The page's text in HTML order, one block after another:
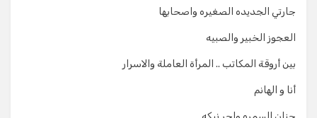
جارتي الجديده الصغيره واصحابها
العجوز الخبير والصبيه
بين أروقة المكاتب .. المرأة العاملة والاسرار
أنا و الهانم